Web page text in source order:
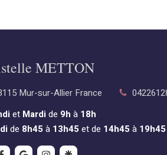
METTON
Mur-sur-Allier France
et Mardide 9h à 18h
de 8h45 à 13h45 et de 14h45 à 19h45